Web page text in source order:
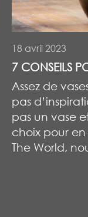
18 avril 2023
7 CONSEILS
Assez de
pas
pas un vase
choix pour
The World,